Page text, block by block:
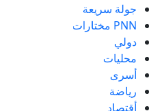
جولة سريعة
PNN مختارات
دولي
محليات
أسرى
رياضة
أقتصاد